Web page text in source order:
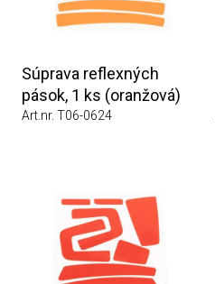
Súprava reflexných
pások, 1 ks (oranžová)
Art.nr. T06-0624